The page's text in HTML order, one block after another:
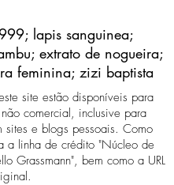
lapis sanguinea;
extrato de nogueira;
feminina; zizi baptista
site estão disponíveis para
comercial, inclusive para
sites e blogs pessoais. Como
a linha de crédito "Núcleo de
Grassmann", bem como a URL